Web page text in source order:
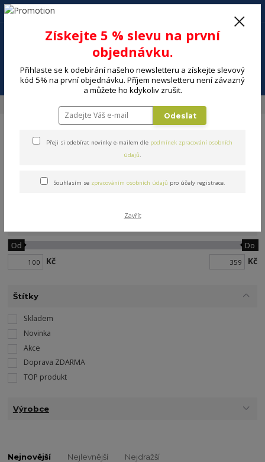
Menu
+420 602 494 600
Vázy
Kč
Od Do
Kč
Štítky
Skladem
Novinka
Akce
Doprava ZDARMA
TOP produkt
Výrobce
Nejnovější Nejlevnější Nejdražší
Získejte 5 % slevu na první
objednávku.
Přihlaste se k odebírání našeho newsletteru a získejte slevový
kód 5% na první objednávku. Příjem newsletteru není závazný
a můžete ho kdykoliv zrušit.
Odeslat
Přeji si odebírat novinky e-mailem dle podmínek zpracování osobních
údajů.
Souhlasím se zpracováním osobních údajů pro účely registrace.
Zavřít